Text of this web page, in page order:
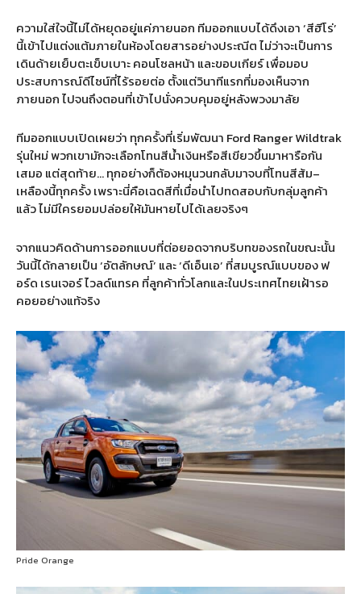
ความใส่ใจนี้ไม่ได้หยุดอยู่แค่ภายนอก ทีมออกแบบได้ดึงเอา‘สีฮีโร่’
นี้เข้าไปแต่งแต้มภายในห้องโดยสารอย่างประณีต ไม่ว่าจะเป็นการ
เดินด้ายเย็บตะเข็บเบาะ คอนโซลหน้า และขอบเกียร์ เพื่อมอบ
ประสบการณ์ดีไซน์ที่ไร้รอยต่อ ตั้งแต่วินาทีแรกที่มองเห็นจาก
ภายนอก ไปจนถึงตอนที่เข้าไปนั่งควบคุมอยู่หลังพวงมาลัย
ทีมออกแบบเปิดเผยว่า ทุกครั้งที่เริ่มพัฒนา Ford Ranger Wildtrak
รุ่นใหม่ พวกเขามักจะเลือกโทนสีน้ำเงินหรือสีเขียวขึ้นมาหารือกัน
เสมอ แต่สุดท้าย…ทุกอย่างก็ต้องหมุนวนกลับมาจบที่โทนสีส้ม–
เหลืองนี้ทุกครั้ง เพราะนี่คือเฉดสีที่เมื่อนำไปทดสอบกับกลุ่มลูกค้า
แล้ว ไม่มีใครยอมปล่อยให้มันหายไปได้เลยจริงๆ
จากแนวคิดด้านการออกแบบที่ต่อยอดจากบริบทของรถในขณะนั้น
วันนี้ได้กลายเป็น‘อัตลักษณ์’ และ‘ดีเอ็นเอ’ ที่สมบูรณ์แบบของ ฟ
อร์ด เรนเจอร์ ไวลด์แทรค ที่ลูกค้าทั่วโลกและในประเทศไทยเฝ้ารอ
คอยอย่างแท้จริง
Pride Orange